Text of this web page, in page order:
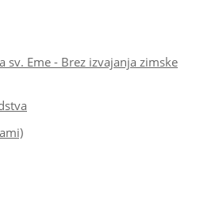
sv. Eme - Brez izvajanja zimske